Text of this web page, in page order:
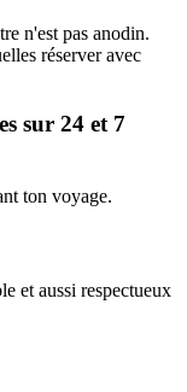
n'est pas anodin.
réserver avec
sur 24 et 7
ton voyage.
et aussi respectueux